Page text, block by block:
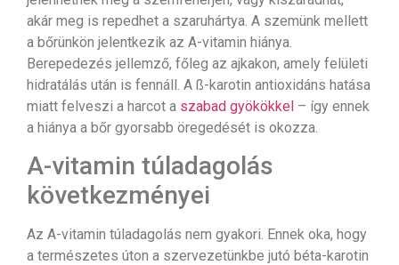
akár meg is repedhet a szaruhártya. A szemünk mellett
a bőrünkön jelentkezik az A-vitamin hiánya.
Berepedezés jellemző, főleg az ajkakon, amely felületi
hidratálás után is fennáll. A ß-karotin antioxidáns hatása
miatt felveszi a harcot a szabad gyökökkel – így ennek
a hiánya a bőr gyorsabb öregedését is okozza.
A-vitamin túladagolás
következményei
Az A-vitamin túladagolás nem gyakori. Ennek oka, hogy
a természetes úton a szervezetünkbe jutó béta-karotin